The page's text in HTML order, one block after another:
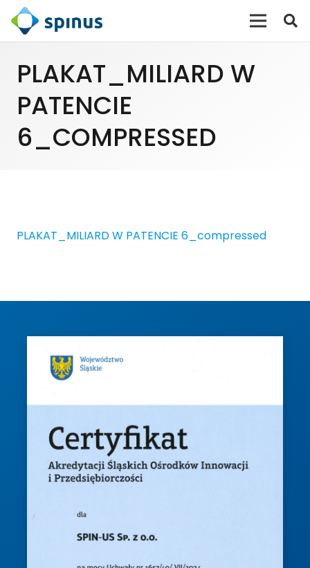
PLAKAT_MILIARD W
PATENCIE
6_COMPRESSED
PLAKAT_MILIARD W PATENCIE 6_compressed